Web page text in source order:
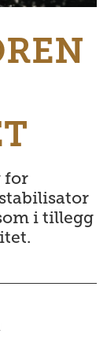
for
i tillegg